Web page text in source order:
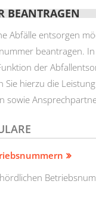
BEANTRAGEN
Abfälle entsorgen
beantragen. In
der
hierzu die
sowie